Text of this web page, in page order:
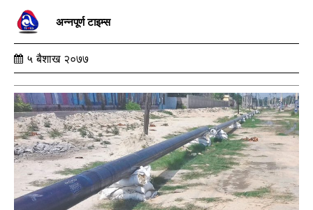
अन्नपूर्ण टाइम्स
५ बैशाख २०७७